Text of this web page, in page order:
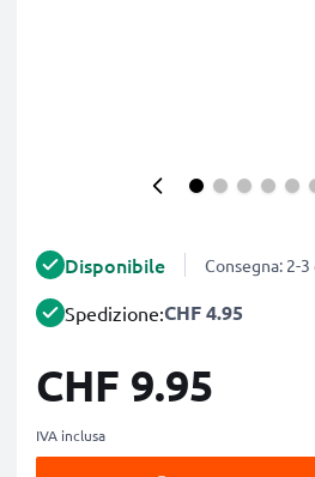
Disponibile Consegna: 2-
Spedizione:CHF 4.95
CHF 9.95
IVA inclusa